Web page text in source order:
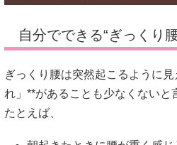
自分でできる“ぎっくり
ぎっくり腰は突然起こるように
れ」**があることも少なくないと
たとえば、